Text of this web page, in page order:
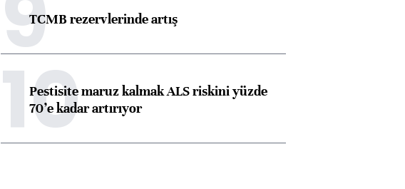
TCMB rezervlerinde artış
10
Pestisite maruz kalmak ALS riskini yüzde
70’e kadar artırıyor